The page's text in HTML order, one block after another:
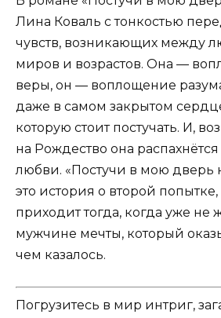
Лина Коваль с тонкостью
чувств, возникающих между
миров и возрастов. Она —
веры, он — воплощение
даже в самом закрытом
которую стоит постучать. И,
на Рождество она
любви. «Постучи в мою дверь
это история о второй
приходит тогда, когда уже не
мужчине мечты, который
чем казалось.
Погрузитесь в мир интриг,